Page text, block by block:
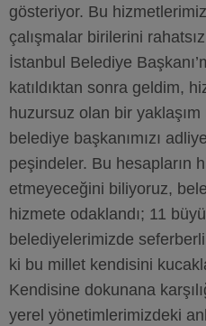
gösteriyor. Bu
çalışmalar birilerini
İstanbul Belediye
katıldıktan sonra geldim,
huzursuz olan bir
belediye başkanımızı
peşindeler. Bu hesapların
etmeyeceğini biliyoruz,
hizmete odaklandı; 11
belediyelerimizde
ki bu millet kendisini
Kendisine dokunana
yerel yönetimlerimizdeki